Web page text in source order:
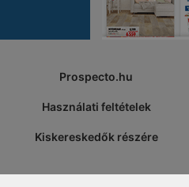
Prospecto.hu
Használati feltételek
Kiskereskedők részére